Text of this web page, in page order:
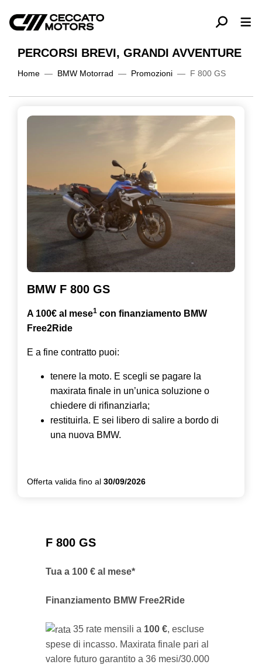
PERCORSI BREVI, GRANDI AVVENTURE
Home BMW Motorrad Promozioni F 800 GS
BMW F 800 GS
A 100€ al mese1 con finanziamento BMW
Free2Ride
E a fine contratto puoi:
tenere la moto. E scegli se pagare la
maxirata finale in un’unica soluzione o
chiedere di rifinanziarla;
restituirla. E sei libero di salire a bordo di
una nuova BMW.
Offerta valida fino al 30/09/2026
F 800 GS
Tua a 100 € al mese*
Finanziamento BMW Free2Ride
35 rate mensili a 100 €, escluse
spese di incasso. Maxirata finale pari al
valore futuro garantito a 36 mesi/30.000